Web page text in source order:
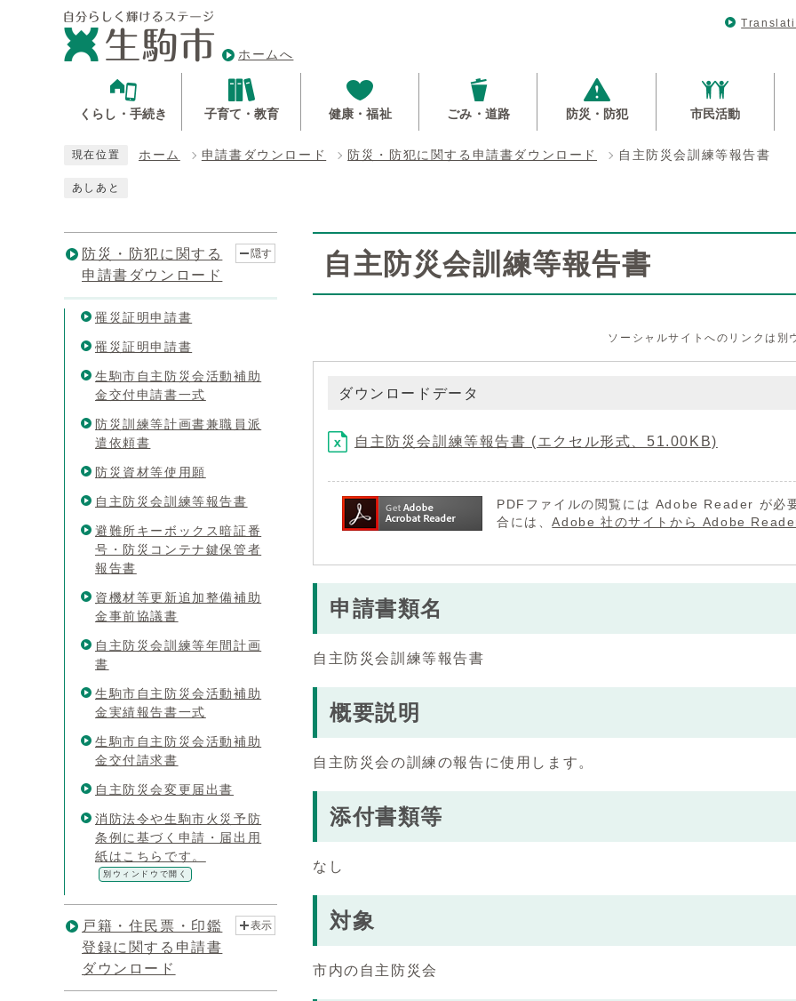
ホームへ
くらし・手続き 子育て・教育 健康・福祉 ごみ・道路 防災・防犯 市民活動
現在位置 ホーム 申請書ダウンロード 防災・防犯に関する申請書ダウンロード 自主防災会訓練等報告書
あしあと
自主防災会訓練等報告書
ソーシャルサイトへのリンクは別
ダウンロードデータ
自主防災会訓練等報告書 (エクセル形式、51.00KB)
PDFファイルの閲覧には Adobe Reader が必
合には、Adobe 社のサイトから Adobe
申請書類名
自主防災会訓練等報告書
概要説明
自主防災会の訓練の報告に使用します。
添付書類等
なし
対象
市内の自主防災会
防災・防犯に関する
申請書ダウンロード
隠す
罹災証明申請書
罹災証明申請書
生駒市自主防災会活動補助
金交付申請書一式
防災訓練等計画書兼職員派
遣依頼書
防災資材等使用願
自主防災会訓練等報告書
避難所キーボックス暗証番
号・防災コンテナ鍵保管者
報告書
資機材等更新追加整備補助
金事前協議書
自主防災会訓練等年間計画
書
生駒市自主防災会活動補助
金実績報告書一式
生駒市自主防災会活動補助
金交付請求書
自主防災会変更届出書
消防法令や生駒市火災予防
条例に基づく申請・届出用
紙はこちらです。
別ウィンドウで開く
戸籍・住民票・印鑑
登録に関する申請書
ダウンロード
表示